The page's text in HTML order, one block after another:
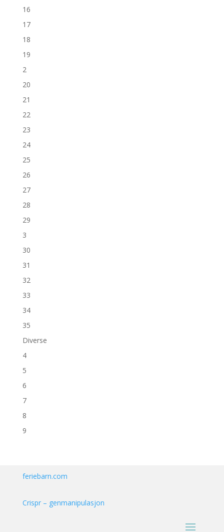
16
17
18
19
2
20
21
22
23
24
25
26
27
28
29
3
30
31
32
33
34
35
Diverse
4
5
6
7
8
9
feriebarn.com
Crispr – genmanipulasjon